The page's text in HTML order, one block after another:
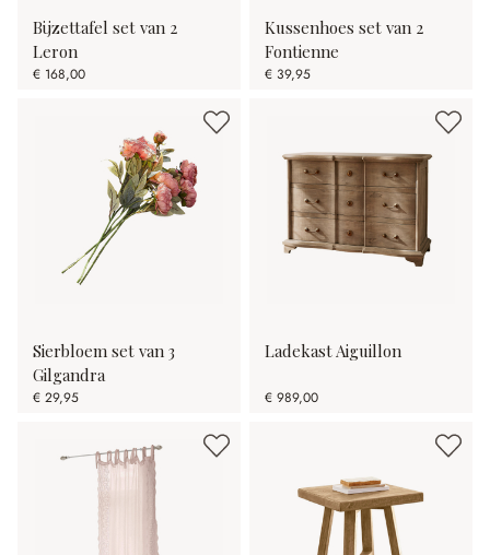
Bijzettafel set van 2
Leron
€ 168,00
Kussenhoes set van 2
Fontienne
€ 39,95
Sierbloem set van 3
Gilgandra
€ 29,95
Ladekast Aiguillon
€ 989,00